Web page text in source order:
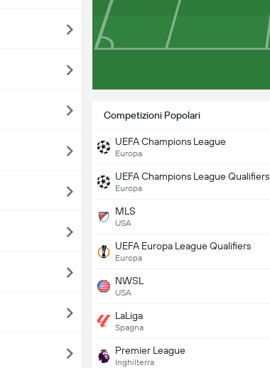
Competizioni Popolari
UEFA Champions League
Europa
UEFA Champions League Qualifiers
Europa
MLS
USA
UEFA Europa League Qualifiers
Europa
NWSL
USA
LaLiga
Spagna
Premier League
Inghilterra